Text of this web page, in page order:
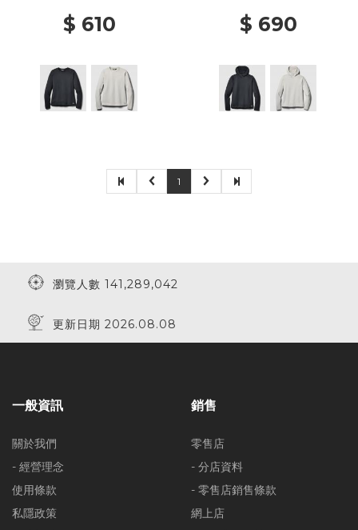
$ 610 $ 690
1
瀏覽人數 141,289,042
更新日期 2026.08.08
一般資訊
關於我們
- 經營理念
使用條款
私隱政策
銷售
零售店
- 分店資料
- 零售店銷售條款
網上店